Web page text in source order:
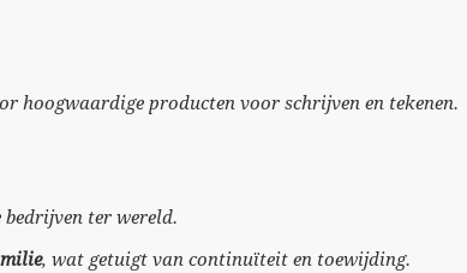
hoogwaardige producten voor schrijven en tekenen.
bedrijven ter wereld.
, wat getuigt van continuïteit en toewijding.